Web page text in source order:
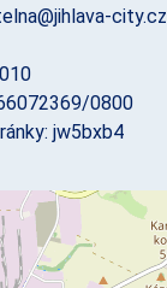
city.cz
0800
jw5bxb4